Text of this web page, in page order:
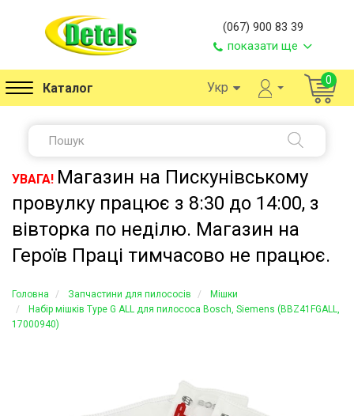
(067) 900 83 39
показати ще
Каталог Укр 0
УВАГА! Магазин на Пискунівському
провулку працює з 8:30 до 14:00, з
вівторка по неділю. Магазин на
Героїв Праці тимчасово не працює.
Головна Запчастини для пилососів
Мішки
Набір мішків Type G ALL для пилососа Bosch, Siemens (BBZ41FGALL,
17000940)